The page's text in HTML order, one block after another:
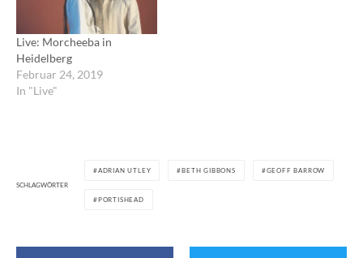
Live: Morcheeba in
Heidelberg
Februar 24, 2019
In "Live"
SCHLAGWÖRTER
ADRIAN UTLEY BETH GIBBONS GEOFF BARROW
PORTISHEAD